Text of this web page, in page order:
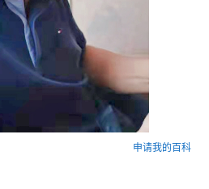
申请我的百科